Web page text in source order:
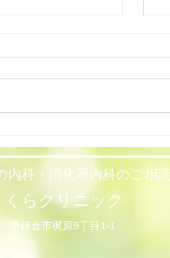
日
内科・消化器内科のご相
くらクリニック
県鎌倉市梶原5丁目1-1